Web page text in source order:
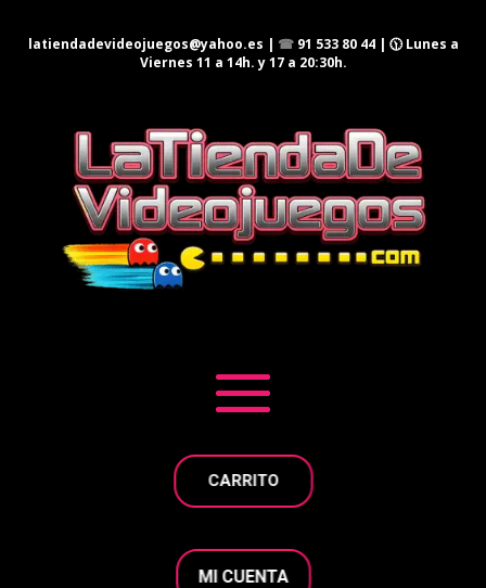
latiendadevideojuegos@yahoo.es | ☎ 91 533 80 44| 🕦 Lunes a
Viernes 11 a 14h. y 17 a 20:30h.
CARRITO
MI CUENTA